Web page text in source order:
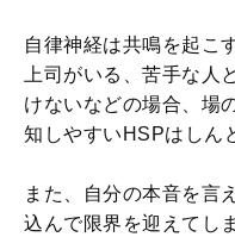
自律神経は共鳴を起こ
上司がいる、苦手な人
けないなどの場合、場
知しやすいHSPはしん
また、自分の本音を言
込んで限界を迎えてし